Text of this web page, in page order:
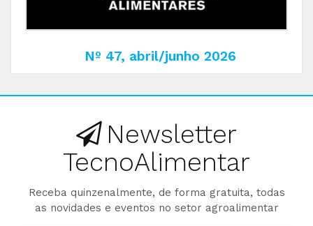
Nº 47, abril/junho 2026
Newsletter
TecnoAlimentar
Receba quinzenalmente, de forma gratuita, todas
as novidades e eventos no setor agroalimentar